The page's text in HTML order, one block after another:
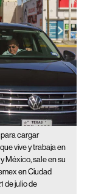
cargar
vive y trabaja en
México, sale en su
en Ciudad
de julio de